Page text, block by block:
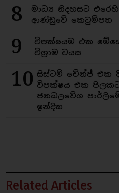
8
මාධ්‍ය නිදහසට
ආණ්ඩුවේ කෙටුම්පත
9
විපක්ෂයම එක
විශ්‍රාම වයස
10 සිස්ටම් චේන්ජ් එක
විපක්ෂය එක
ජනබලවේග
ඉන්දික
Related Articles